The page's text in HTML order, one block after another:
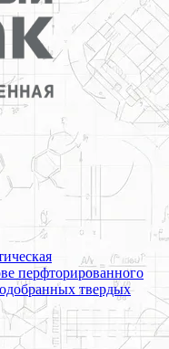
перфторированного
твердых